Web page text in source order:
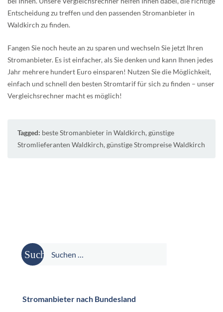
Entscheidung zu treffen und den passenden Stromanbieter in
Waldkirch zu finden.
Fangen Sie noch heute an zu sparen und wechseln Sie jetzt Ihren
Stromanbieter. Es ist einfacher, als Sie denken und kann Ihnen jedes
Jahr mehrere hundert Euro einsparen! Nutzen Sie die Möglichkeit,
einfach und schnell den besten Stromtarif für sich zu finden – unser
Vergleichsrechner macht es möglich!
Tagged: beste Stromanbieter in Waldkirch, günstige
Stromlieferanten Waldkirch, günstige Strompreise Waldkirch
Suche
nach:
Stromanbieter nach Bundesland